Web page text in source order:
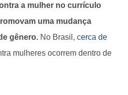
a mulher no currículo
uma mudança
gênero. No Brasil, cerca de
mulheres ocorrem dentro de